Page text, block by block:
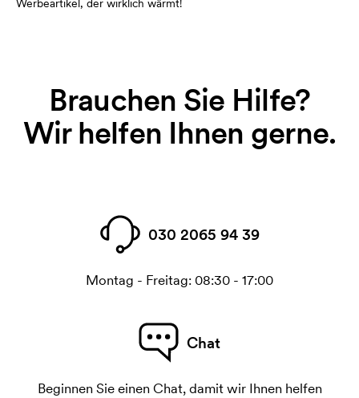
Werbeartikel, der wirklich wärmt!
Brauchen Sie Hilfe?
Wir helfen Ihnen gerne.
030 2065 94 39
Montag - Freitag: 08:30 - 17:00
Chat
Beginnen Sie einen Chat, damit wir Ihnen helfen